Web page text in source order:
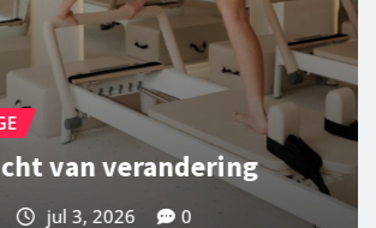
van het perfecte dessert